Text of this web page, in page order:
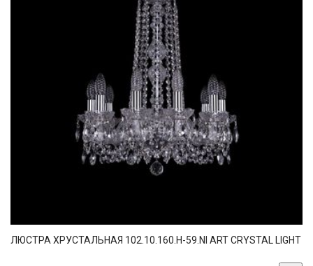
ЛЮСТРА ХРУСТАЛЬНАЯ 102.10.160.H-59.NI ART CRYSTAL LIGHT